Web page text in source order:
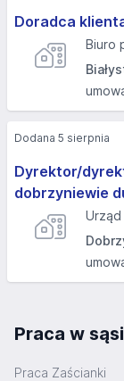
Doradca
Biuro
Dyrektor/
dobrzyniewie
Dodana 5 sierpnia
Praca w
Praca Zaścianki